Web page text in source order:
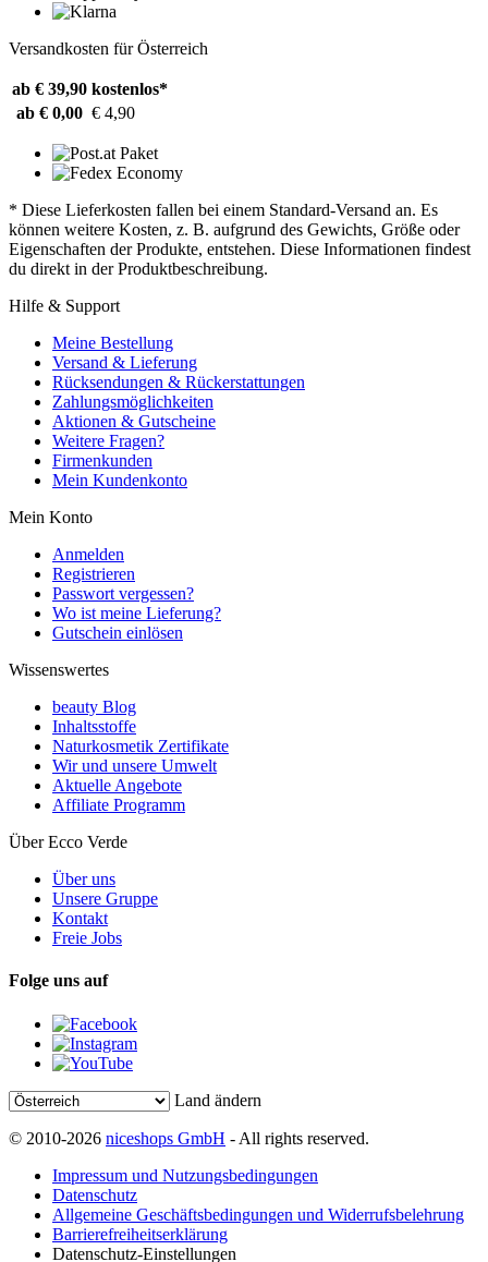
Versandkosten für Österreich
ab € 39,90 kostenlos*
ab € 0,00 € 4,90
* Diese Lieferkosten fallen bei einem Standard-Versand an. Es
können weitere Kosten, z. B. aufgrund des Gewichts, Größe oder
Eigenschaften der Produkte, entstehen. Diese Informationen findest
du direkt in der Produktbeschreibung.
Hilfe & Support
Meine Bestellung
Versand & Lieferung
Rücksendungen & Rückerstattungen
Zahlungsmöglichkeiten
Aktionen & Gutscheine
Weitere Fragen?
Firmenkunden
Mein Kundenkonto
Mein Konto
Anmelden
Registrieren
Passwort vergessen?
Wo ist meine Lieferung?
Gutschein einlösen
Wissenswertes
beauty Blog
Inhaltsstoffe
Naturkosmetik Zertifikate
Wir und unsere Umwelt
Aktuelle Angebote
Affiliate Programm
Über Ecco Verde
Über uns
Unsere Gruppe
Kontakt
Freie Jobs
Folge uns auf
Land ändern
© 2010-2026 niceshops GmbH - All rights reserved.
Impressum und Nutzungsbedingungen
Datenschutz
Allgemeine Geschäftsbedingungen und Widerrufsbelehrung
Barrierefreiheitserklärung
Datenschutz-Einstellungen